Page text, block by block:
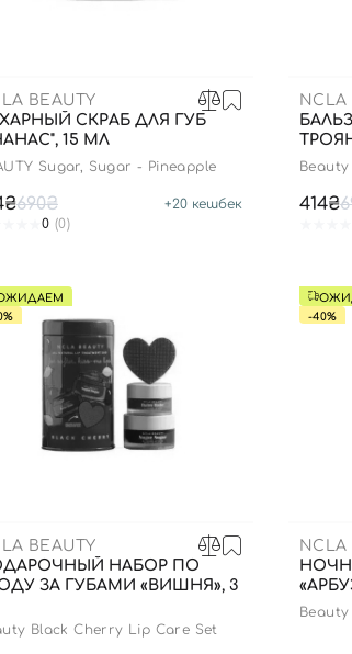
BEAUTY
СКРАБ ДЛЯ ГУБ
15 МЛ
Sugar, Sugar - Pineapple
690₴ +20кешбек
0 (0)
NCLA
414₴
BEAUTY
НАБОР ПО
ЗА ГУБАМИ «ВИШНЯ», 3
Black Cherry Lip Care Set
-40%
NCLA